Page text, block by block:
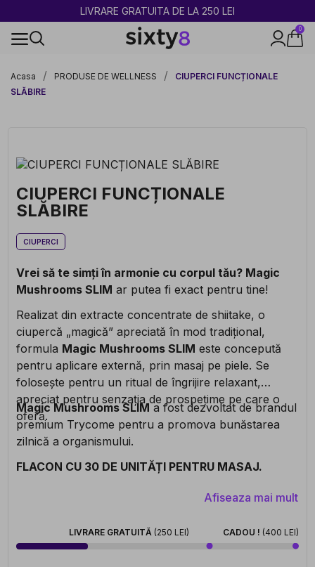
2 CUMPĂRATE = 1 CADOU
0
Acasa
PRODUSE DE WELLNESS
CIUPERCI FUNCȚIONALE
SLĂBIRE
CIUPERCI FUNCȚIONALE
SLĂBIRE
CIUPERCI
Vrei să te simți în armonie cu corpul tău? Magic
Mushrooms SLIM ar putea fi exact pentru tine!
Realizat din extracte concentrate de shiitake, o
ciupercă „magică” apreciată în mod tradițional,
formula Magic Mushrooms SLIM este concepută
pentru aplicare externă, prin masaj pe piele. Se
folosește pentru un ritual de îngrijire relaxant,
apreciat pentru senzația de prospețime pe care o
oferă.
Magic Mushrooms SLIMa fost dezvoltat de brandul
premium Trycome pentru a promova bunăstarea
zilnică a organismului.
FLACON CU 30 DE UNITĂȚI PENTRU MASAJ.
Afiseaza mai mult
LIVRARE GRATUITĂ (250 LEI) CADOU ! (400 LEI)